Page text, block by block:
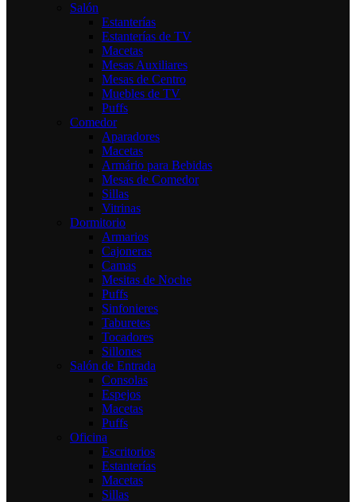
Salón
Estanterías
Estanterías de TV
Macetas
Mesas Auxiliares
Mesas de Centro
Muebles de TV
Puffs
Comedor
Aparadores
Macetas
Armário para Bebidas
Mesas de Comedor
Sillas
Vitrinas
Dormitorio
Armarios
Cajoneras
Camas
Mesitas de Noche
Puffs
Sinfonieres
Taburetes
Tocadores
Sillones
Salón de Entrada
Consolas
Espejos
Macetas
Puffs
Oficina
Escritorios
Estanterías
Macetas
Sillas